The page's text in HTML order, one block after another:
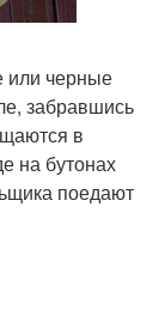
или черные
забравшись
в
на бутонах
поедают